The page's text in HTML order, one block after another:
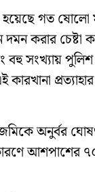
হয়েছে গত ষোলো
করার চেষ্টা
সংখ্যায়
অনুর্বর
আশপাশের ৭০